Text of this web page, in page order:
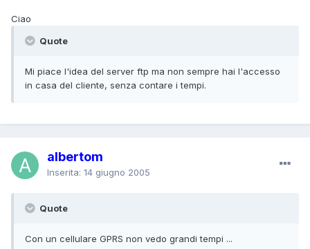
Ciao
Quote
Mi piace l'idea del server ftp ma non sempre hai l'accesso
in casa del cliente, senza contare i tempi.
albertom
Inserita: 14 giugno 2005
Quote
Con un cellulare GPRS non vedo grandi tempi ...